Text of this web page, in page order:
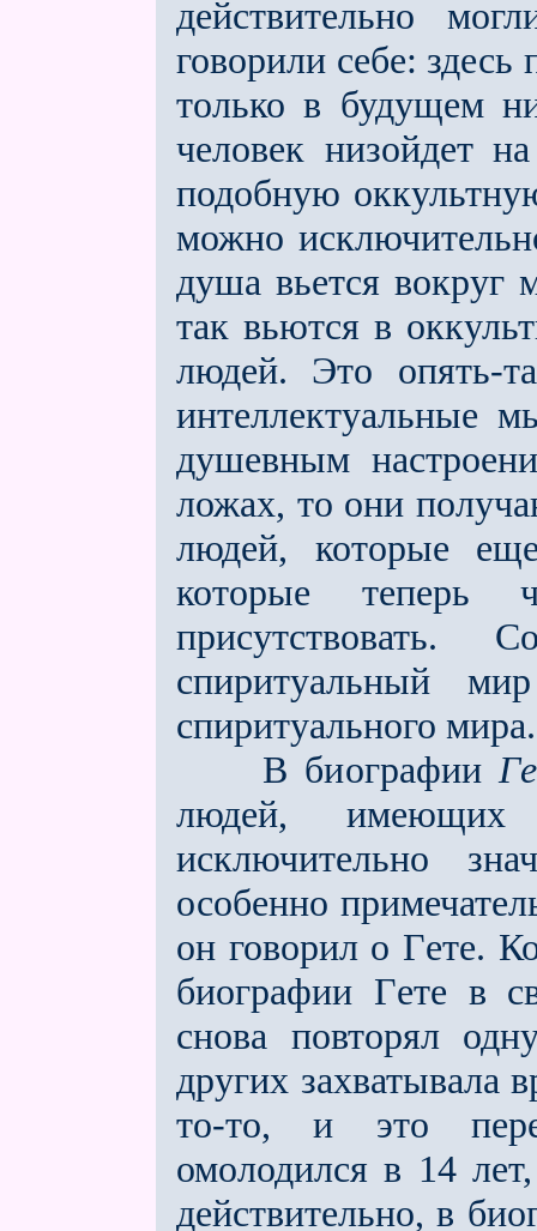
действительно
говорили себе: здесь
только в будущем
человек низойдeт
подобную
можно
душа вьeтся вокруг
так вьются в
людей. Это опять-
интеллектуальные
душевным
ложах, то они
людей, которые
которые теперь
присутствовать.
спиритуальный
спиритуального мира.
В биографии
людей, имеющих
исключительно
особенно
он говорил о Гeте.
биографии Гeте в
снова повторял
других захватывала
то-то, и это
омолодился в 14
действительно, в